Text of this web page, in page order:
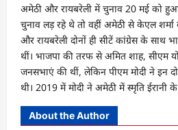
अमेठी और रायबरेली में चुनाव 20 मई को हुआ
चुनाव लड़ रहे थे तो वहीं अमेठी से केएल शर्मा
और रायबरेली दोनों ही सीटें कांग्रेस के साथ
थीं। भाजपा की तरफ से अमित शाह, सीएम
जनसभाएं की थीं, लेकिन पीएम मोदी ने इन
थी। 2019 में मोदी ने अमेठी में स्मृति ईरानी
About the Author